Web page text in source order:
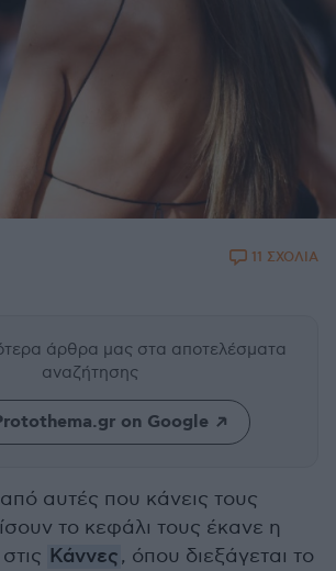
11 ΣΧΟΛΙΑ
άρθρα μας στα αποτελέσματα
αναζήτησης
on Google
αυτές που κάνεις τους
το κεφάλι τους έκανε η
στις Κάννες, όπου διεξάγεται το